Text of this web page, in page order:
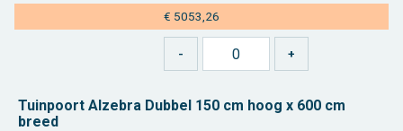
€ 5053,26
Tuin­poort Al­ze­bra Dub­bel 150 cm hoog x 600 cm
breed